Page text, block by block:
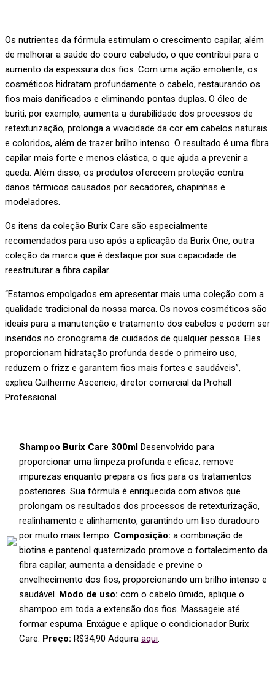
Os nutrientes da fórmula estimulam o crescimento capilar, além
de melhorar a saúde do couro cabeludo, o que contribui para o
aumento da espessura dos fios. Com uma ação emoliente, os
cosméticos hidratam profundamente o cabelo, restaurando os
fios mais danificados e eliminando pontas duplas. O óleo de
buriti, por exemplo, aumenta a durabilidade dos processos de
retexturização, prolonga a vivacidade da cor em cabelos naturais
e coloridos, além de trazer brilho intenso. O resultado é uma fibra
capilar mais forte e menos elástica, o que ajuda a prevenir a
queda. Além disso, os produtos oferecem proteção contra
danos térmicos causados por secadores, chapinhas e
modeladores.
Os itens da coleção Burix Care são especialmente
recomendados para uso após a aplicação da Burix One, outra
coleção da marca que é destaque por sua capacidade de
reestruturar a fibra capilar.
“Estamos empolgados em apresentar mais uma coleção com a
qualidade tradicional da nossa marca. Os novos cosméticos são
ideais para a manutenção e tratamento dos cabelos e podem ser
inseridos no cronograma de cuidados de qualquer pessoa. Eles
proporcionam hidratação profunda desde o primeiro uso,
reduzem o frizz e garantem fios mais fortes e saudáveis”,
explica Guilherme Ascencio, diretor comercial da Prohall
Professional.
Shampoo Burix Care 300ml Desenvolvido para
proporcionar uma limpeza profunda e eficaz, remove
impurezas enquanto prepara os fios para os tratamentos
posteriores. Sua fórmula é enriquecida com ativos que
prolongam os resultados dos processos de retexturização,
realinhamento e alinhamento, garantindo um liso duradouro
por muito mais tempo. Composição: a combinação de
biotina e pantenol quaternizado promove o fortalecimento da
fibra capilar, aumenta a densidade e previne o
envelhecimento dos fios, proporcionando um brilho intenso e
saudável. Modo de uso: com o cabelo úmido, aplique o
shampoo em toda a extensão dos fios. Massageie até
formar espuma. Enxágue e aplique o condicionador Burix
Care. Preço: R$34,90 Adquira aqui